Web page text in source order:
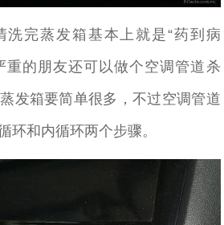
完蒸发箱基本上就是“药到病
重的朋友还可以做个空调管道杀
发箱要简单很多，不过空调管道
环和内循环两个步骤。